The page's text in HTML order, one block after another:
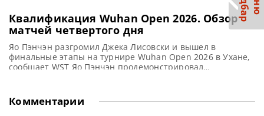
Квалификация Wuhan Open 2026. Обзор
матчей четвертого дня
Яо Пэнчэн разгромил Джека Лисовски и вышел в
финальные этапы на турнире Wuhan Open 2026 в Ухане,
сообщает WST Яо Пэнчэн продемонстрировал
со счетом 5-0 и вышел в финальный этап Wuhan Open
2026. 29-летний китаец проводит второй сезон в
Комментарии